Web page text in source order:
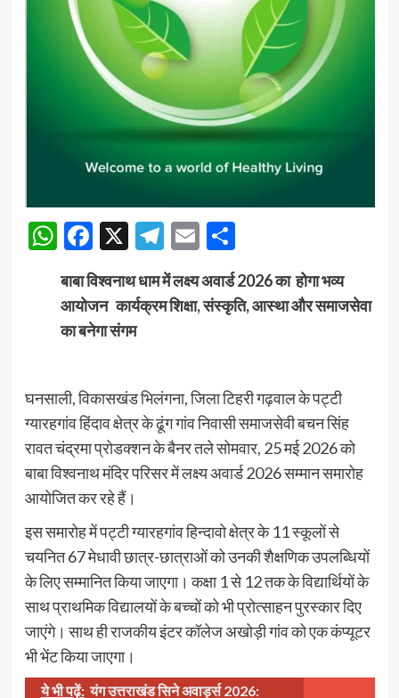
WhatsApp
Facebook
X Telegram
EmailShare
बाबा विश्वनाथ धाम में लक्ष्य अवार्ड 2026 का होगा भव्य
आयोजन कार्यक्रम शिक्षा, संस्कृति, आस्था और समाजसेवा
का बनेगा संगम
घनसाली, विकासखंड भिलंगना, जिला टिहरी गढ़वाल के पट्टी
ग्यारहगांव हिंदाव क्षेत्र के ढूंग गांव निवासी समाजसेवी बचन सिंह
रावत चंद्रमा प्रोडक्शन के बैनर तले सोमवार, 25 मई 2026 को
बाबा विश्वनाथ मंदिर परिसर में लक्ष्य अवार्ड 2026 सम्मान समारोह
आयोजित कर रहे हैं।
इस समारोह में पट्टी ग्यारहगांव हिन्दावो क्षेत्र के 11 स्कूलों से
चयनित 67 मेधावी छात्र-छात्राओं को उनकी शैक्षणिक उपलब्धियों
के लिए सम्मानित किया जाएगा। कक्षा 1 से 12 तक के विद्यार्थियों के
साथ प्राथमिक विद्यालयों के बच्चों को भी प्रोत्साहन पुरस्कार दिए
जाएंगे। साथ ही राजकीय इंटर कॉलेज अखोड़ी गांव को एक कंप्यूटर
भी भेंट किया जाएगा।
ये भी पढ़ें: यंग उत्तराखंड सिने अवार्ड्स 2026: